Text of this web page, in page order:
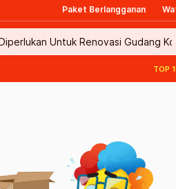
Paket Berlangganan
TOP